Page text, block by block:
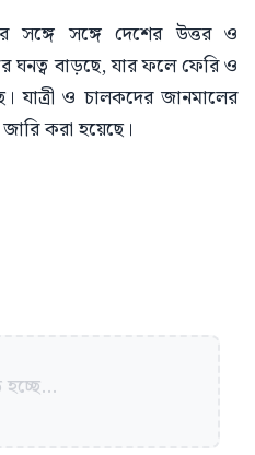
সঙ্গে সঙ্গে দেশের উত্তর ও
ঘনত্ব বাড়ছে, যার ফলে ফেরি ও
যাত্রী ও চালকদের জানমালের
জারি করা হয়েছে।